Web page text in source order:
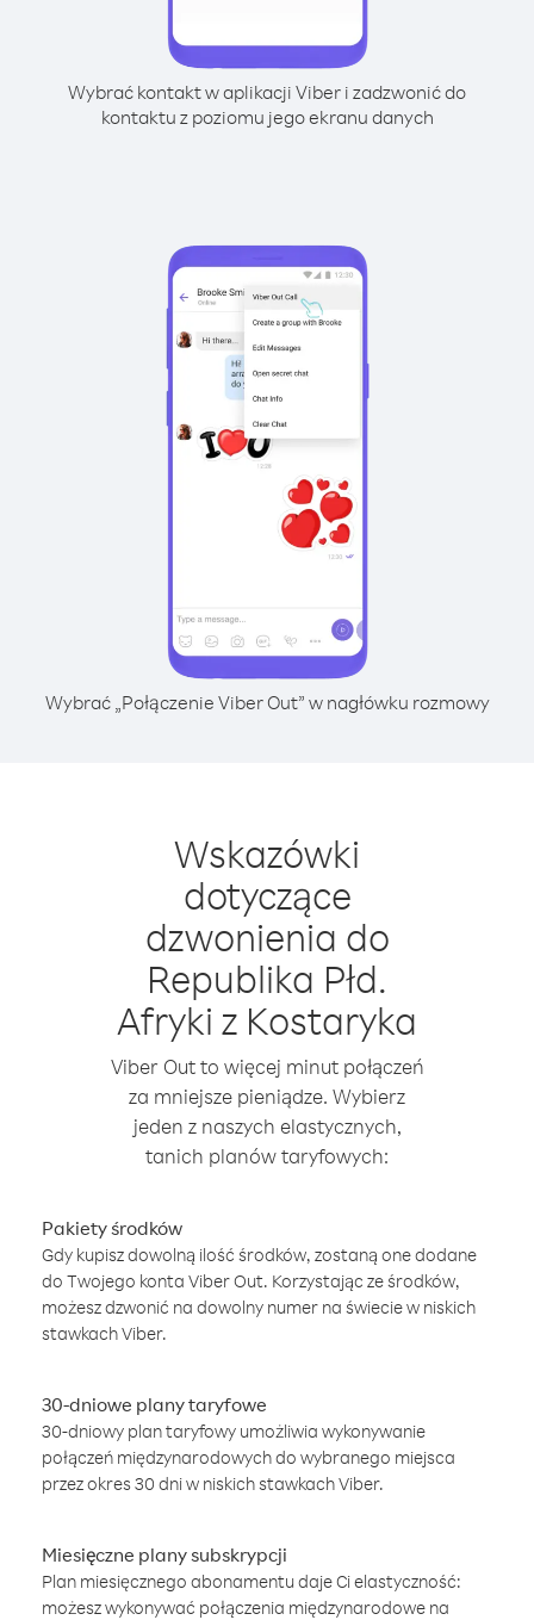
Wybrać kontakt w aplikacji Viber i zadzwonić do
kontaktu z poziomu jego ekranu danych
Wybrać „Połączenie Viber Out” w nagłówku rozmowy
Wskazówki
dotyczące
dzwonienia do
Republika Płd.
Afryki z Kostaryka
Viber Out to więcej minut połączeń
za mniejsze pieniądze. Wybierz
jeden z naszych elastycznych,
tanich planów taryfowych:
Pakiety środków
Gdy kupisz dowolną ilość środków, zostaną one dodane
do Twojego konta Viber Out. Korzystając ze środków,
możesz dzwonić na dowolny numer na świecie w niskich
stawkach Viber.
30-dniowe plany taryfowe
30-dniowy plan taryfowy umożliwia wykonywanie
połączeń międzynarodowych do wybranego miejsca
przez okres 30 dni w niskich stawkach Viber.
Miesięczne plany subskrypcji
Plan miesięcznego abonamentu daje Ci elastyczność:
możesz wykonywać połączenia międzynarodowe na